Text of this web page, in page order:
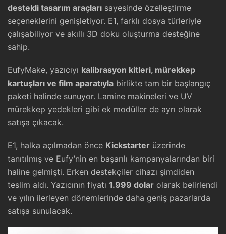
destekli tasarım araçları sayesinde özelleştirme
seçeneklerini genişletiyor. E1, farklı dosya türleriyle
çalışabiliyor ve akıllı 3D doku oluşturma desteğine
sahip.
EufyMake, yazıcıyı kalibrasyon kitleri, mürekkep
kartuşları ve film aparatıyla birlikte tam bir başlangıç
paketi halinde sunuyor. Lamine makineleri ve UV
mürekkep yedekleri gibi ek modüller de ayrı olarak
satışa çıkacak.
E1, halka açılmadan önce Kickstarter üzerinde
tanıtılmış ve Eufy’nin en başarılı kampanyalarından biri
haline gelmişti. Erken destekçiler cihazı şimdiden
teslim aldı. Yazıcının fiyatı 1.999 dolar olarak belirlendi
ve yılın ilerleyen dönemlerinde daha geniş pazarlarda
satışa sunulacak.